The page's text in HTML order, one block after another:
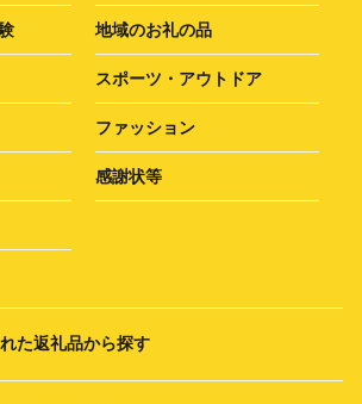
地域のお礼の品
スポーツ・アウトドア
ファッション
感謝状等
た返礼品から探す